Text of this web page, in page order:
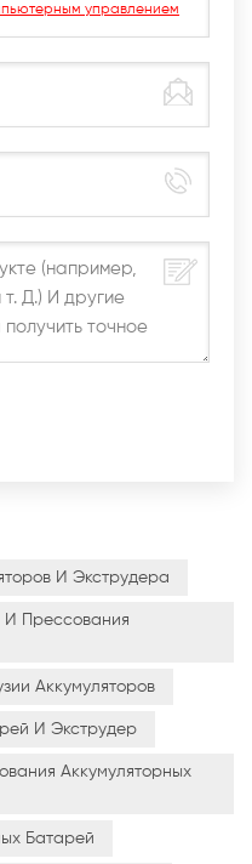
управлением
И Экструдера
Прессования
Аккумуляторов
И Экструдер
Аккумуляторных
Батарей